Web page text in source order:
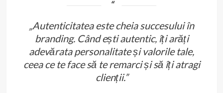
„Autenticitatea este cheia succesului în
branding. Când ești autentic, îți arăți
adevărata personalitate și valorile tale,
ceea ce te face să te remarci și să îți atragi
clienții.”